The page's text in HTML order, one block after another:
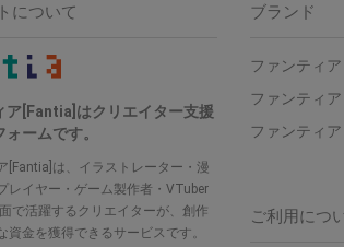
ブランド
ファンティア
ファンティア
ファンティア
ご利用につ
について
ア[Fantia]はクリエイター支援
ームです。
[Fantia]は、イラストレーター・漫
レイヤー・ゲーム製作者・VTuber
で活躍するクリエイターが、創作
資金を獲得できるサービスです。